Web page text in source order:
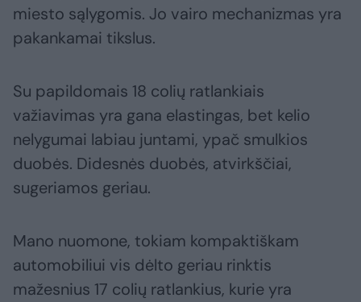
miesto sąlygomis. Jo vairo mechanizmas yra
pakankamai tikslus.
Su papildomais 18 colių ratlankiais
važiavimas yra gana elastingas, bet kelio
nelygumai labiau juntami, ypač smulkios
duobės. Didesnės duobės, atvirkščiai,
sugeriamos geriau.
Mano nuomone, tokiam kompaktiškam
automobiliui vis dėlto geriau rinktis
mažesnius 17 colių ratlankius, kurie yra